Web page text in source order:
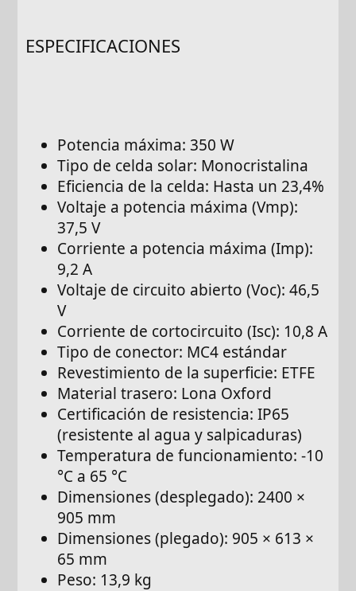
ESPECIFICACIONES
Potencia máxima: 350 W
Tipo de celda solar: Monocristalina
Eficiencia de la celda: Hasta un 23,4%
Voltaje a potencia máxima (Vmp):
37,5 V
Corriente a potencia máxima (Imp):
9,2 A
Voltaje de circuito abierto (Voc): 46,5
V
Corriente de cortocircuito (Isc): 10,8 A
Tipo de conector: MC4 estándar
Revestimiento de la superficie: ETFE
Material trasero: Lona Oxford
Certificación de resistencia: IP65
(resistente al agua y salpicaduras)
Temperatura de funcionamiento: -10
°C a 65 °C
Dimensiones (desplegado): 2400 ×
905 mm
Dimensiones (plegado): 905 × 613 ×
65 mm
Peso: 13,9 kg